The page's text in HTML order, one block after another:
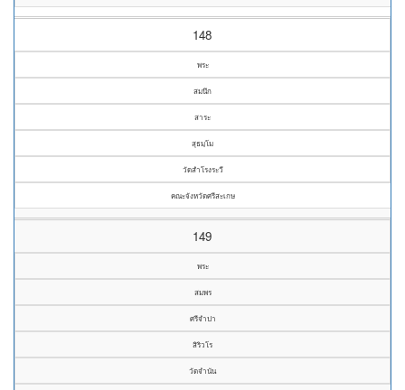
148
พระ
สมนึก
สาระ
สุธมฺโม
วัดสำโรงระวี
คณะจังหวัดศรีสะเกษ
149
พระ
สมพร
ศรีจำปา
สิริวโร
วัดจำนัน